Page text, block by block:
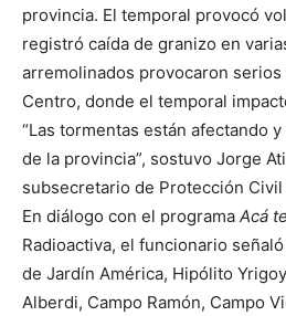
provincia. El temporal provocó
registró caída de granizo en
arremolinados provocaron serios
Centro, donde el temporal
“Las tormentas están afectando
de la provincia”, sostuvo Jorge
subsecretario de Protección
En diálogo con el programa Acá
Radioactiva, el funcionario
de Jardín América, Hipólito
Alberdi, Campo Ramón, Campo